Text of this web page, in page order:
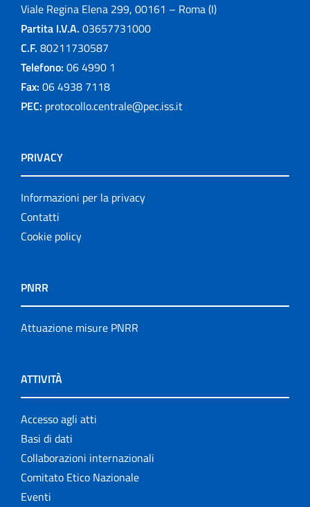
Viale Regina Elena 299, 00161 – Roma (I)
Partita I.V.A. 03657731000
C.F. 80211730587
Telefono: 06 4990 1
Fax: 06 4938 7118
PEC: protocollo.centrale@pec.iss.it
PRIVACY
Informazioni per la privacy
Contatti
Cookie policy
PNRR
Attuazione misure PNRR
ATTIVITÀ
Accesso agli atti
Basi di dati
Collaborazioni internazionali
Comitato Etico Nazionale
Eventi